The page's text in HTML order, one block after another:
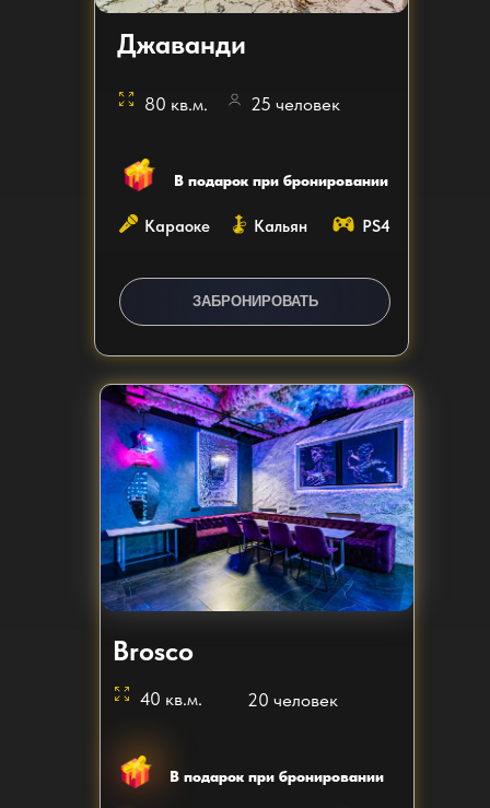
Brosco
40 кв.м. 20 человек
В подарок при бронировании
Джаванди
80 кв.м. 25 человек
Караоке Кальян PS4
В подарок при бронировании
ЗАБРОНИРОВАТЬ